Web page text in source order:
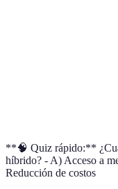
**🧠 Quiz rápido:**
híbrido? - A) Acceso a
Reducción de costos